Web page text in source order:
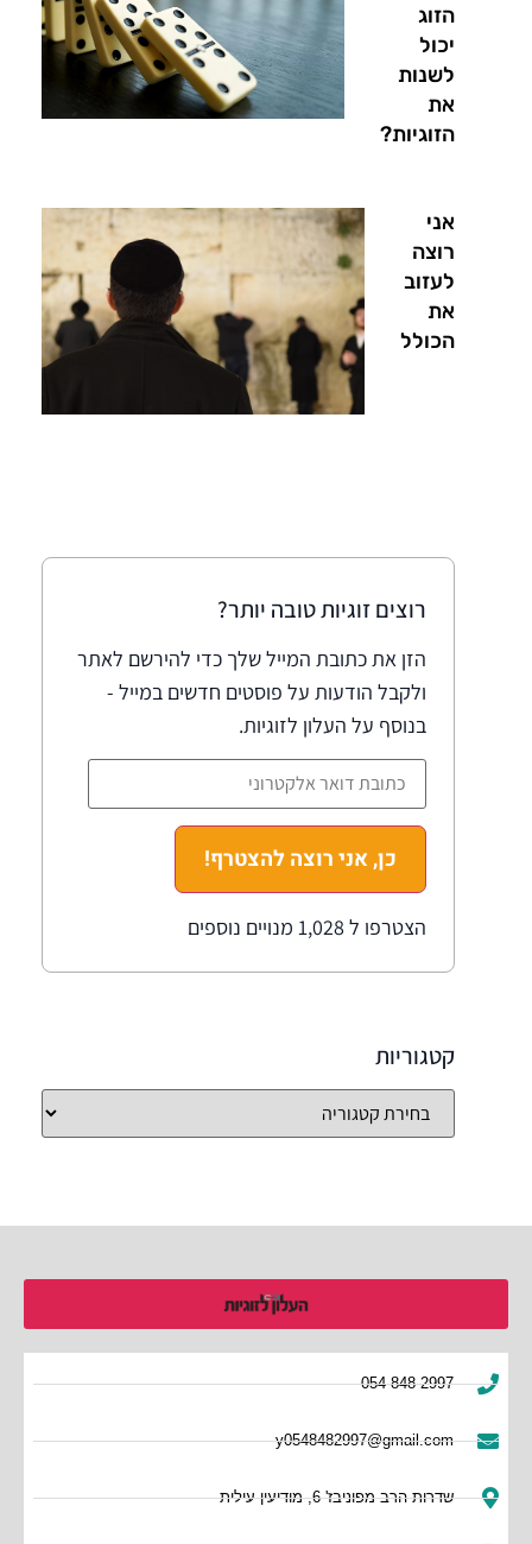
הזוג
יכול
לשנות
את
הזוגיות?
אני
רוצה
לעזוב
את
הכולל
רוצים זוגיות טובה יותר?
הזן את כתובת המייל שלך כדי להירשם לאתר
ולקבל הודעות על פוסטים חדשים במייל -
בנוסף על העלון לזוגיות.
כן, אני רוצה להצטרף!
הצטרפו ל 1,028 מנויים נוספים
קטגוריות
054-848-2997
y0548482997@gmail.com
שדרות הרב מפוניבז' 6, מודיעין עילית